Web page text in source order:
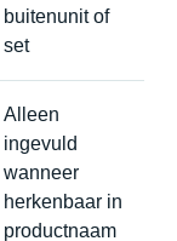
buitenunit of
set
Alleen
ingevuld
wanneer
herkenbaar in
productnaam